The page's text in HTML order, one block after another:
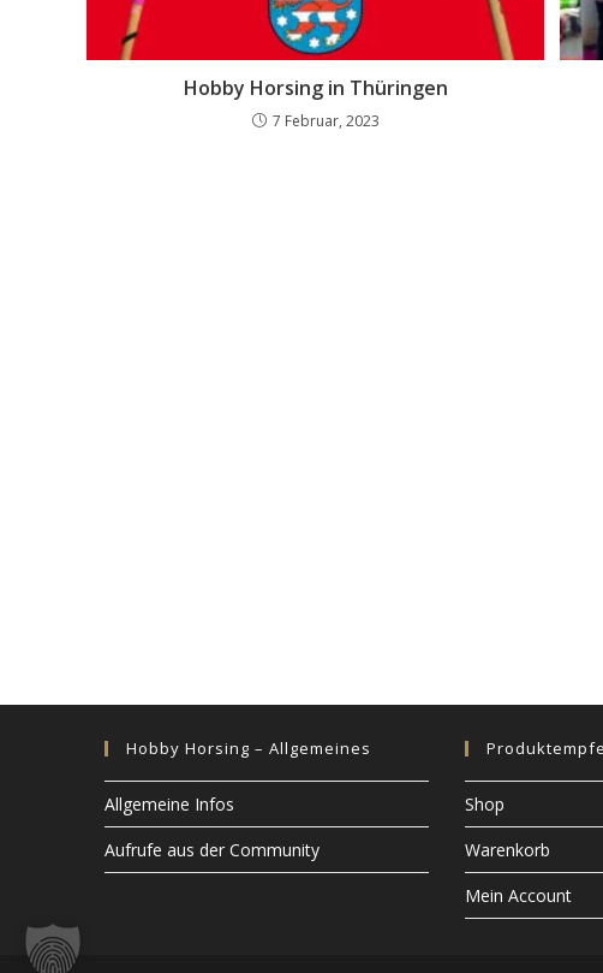
Hobby Horsing in Thüringen
7 Februar, 2023
Hobby Horsing – Allgemeines
Allgemeine Infos
Aufrufe aus der Community
Shop
Warenkorb
Mein Account